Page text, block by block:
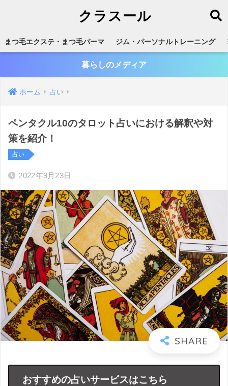
クラスール
まつ毛エクステ・まつ毛パーマ ジム・パーソナルトレーニング
暮らしのメディア
ホーム 占い
ペンタクル10のタロット占いにおける解釈や対
策を紹介！
占い
2022年9月23日
おすすめの占いサービスはこちら